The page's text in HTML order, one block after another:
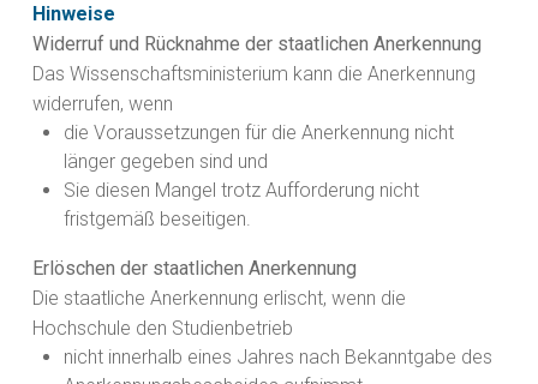
Hinweise
Widerruf und Rücknahme der staatlichen Anerkennung
Das Wissenschaftsministerium kann die Anerkennung
widerrufen, wenn
die Voraussetzungen für die Anerkennung nicht
länger gegeben sind und
Sie diesen Mangel trotz Aufforderung nicht
fristgemäß beseitigen.
Erlöschen der staatlichen Anerkennung
Die staatliche Anerkennung erlischt, wenn die
Hochschule den Studienbetrieb
nicht innerhalb eines Jahres nach Bekanntgabe des